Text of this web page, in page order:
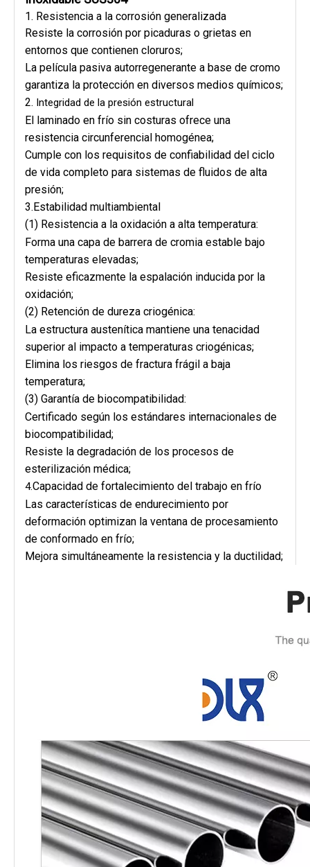
1. Resistencia a la corrosión generalizada
Resiste la corrosión por picaduras o grietas en
entornos que contienen cloruros;
La película pasiva autorregenerante a base de cromo
garantiza la protección en diversos medios químicos;
2. Integridad de la presión estructural
El laminado en frío sin costuras ofrece una
resistencia circunferencial homogénea;
Cumple con los requisitos de confiabilidad del ciclo
de vida completo para sistemas de fluidos de alta
presión;
3.Estabilidad multiambiental
(1) Resistencia a la oxidación a alta temperatura:
Forma una capa de barrera de cromia estable bajo
temperaturas elevadas;
Resiste eficazmente la espalación inducida por la
oxidación;
(2) Retención de dureza criogénica:
La estructura austenítica mantiene una tenacidad
superior al impacto a temperaturas criogénicas;
Elimina los riesgos de fractura frágil a baja
temperatura;
(3) Garantía de biocompatibilidad:
Certificado según los estándares internacionales de
biocompatibilidad;
Resiste la degradación de los procesos de
esterilización médica;
4.Capacidad de fortalecimiento del trabajo en frío
Las características de endurecimiento por
deformación optimizan la ventana de procesamiento
de conformado en frío;
Mejora simultáneamente la resistencia y la ductilidad;